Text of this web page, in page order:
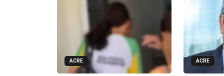
ACRE ACRE